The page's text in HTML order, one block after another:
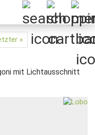
»
mit Lichtausschnitt